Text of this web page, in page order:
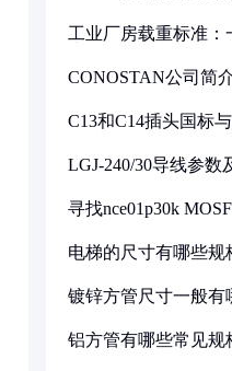
工业厂房载重标准：
CONOSTAN公司简
C13和C14插头国标
LGJ-240/30导线参数
寻找nce01p30k
电梯的尺寸有哪些规
镀锌方管尺寸一般有
铝方管有哪些常见规